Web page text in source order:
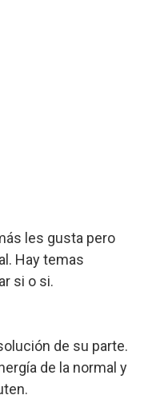
les gusta pero
Hay temas
si o si.
de su parte.
de la normal y